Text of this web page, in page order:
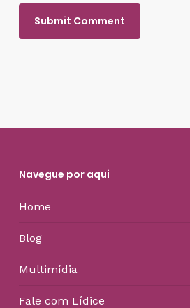
Navegue por aqui
Home
Blog
Multimídia
Fale com Lídice